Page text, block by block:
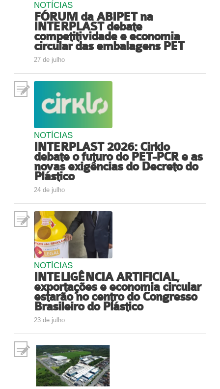
Agenda
Fale Conosco
NOSSAS ASSOCIADAS
SEJA UM ASSOCIADO
NOTÍCIAS
FÓRUM da ABIPET na
INTERPLAST debate
competitividade e economia
circular das embalagens PET
27 de julho
NOTÍCIAS
INTERPLAST 2026: Cirklo
debate o futuro do PET-PCR e as
novas exigências do Decreto do
Plástico
24 de julho
NOTÍCIAS
INTELIGÊNCIA ARTIFICIAL,
exportações e economia circular
estarão no centro do Congresso
Brasileiro do Plástico
23 de julho